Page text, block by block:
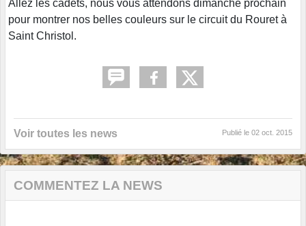
Allez les cadets, nous vous attendons dimanche prochain
pour montrer nos belles couleurs sur le circuit du Rouret à
Saint Christol.
Voir toutes les news Publié le 02 oct. 2015
COMMENTEZ LA NEWS